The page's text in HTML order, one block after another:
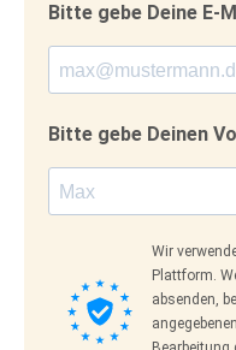
Bitte gebe Deine E-
Bitte gebe Deinen
Wir
Plattform.
absenden,